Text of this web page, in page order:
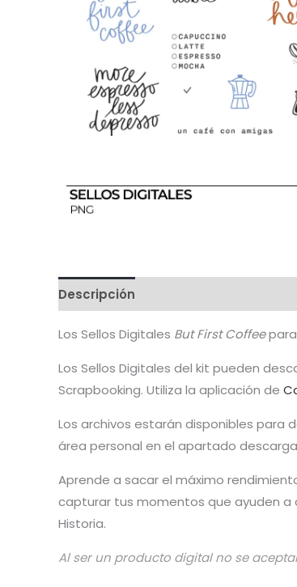
Descripción
Los Sellos Digitales But First Coffee
Los Sellos Digitales del kit pueden
Scrapbooking. Utiliza la aplicación de
Los archivos estarán disponibles para
área personal en el apartado
Aprende a sacar el máximo
capturar tus momentos que ayuden a
Historia.
Al ser un producto digital no se